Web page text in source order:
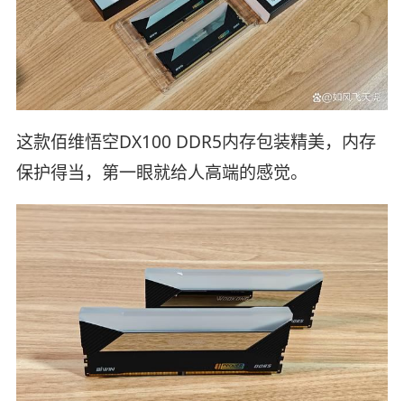
这款佰维悟空DX100 DDR5内存包装精美，内存
保护得当，第一眼就给人高端的感觉。